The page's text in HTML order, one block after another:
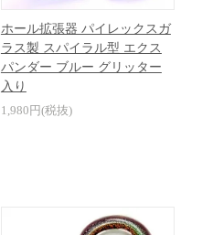
ホール拡張器 パイレックスガ
ラス製 スパイラル型 エクス
パンダー ブルー グリッター
入り
1,980円(税抜)